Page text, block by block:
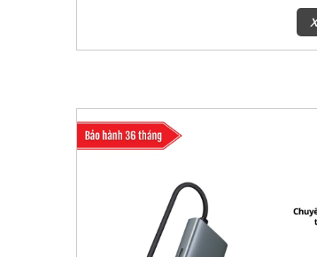
- Cổng HDMI với độ phân giải 4K: Kết nối với
thông qua cổng HDMI 4K@60Hz để trải
hình ảnh với độ phân giải cực cao.
liền mạch với khả năng đọc/ghi đồng thời
microSD và SD.
- Sạc nhanh lên đến 100W: Cắm cáp sạc vào
- Truyền dữ liệu siêu tốc 5 Gbps: UH7020C bổ
USB 3.0 cho thiết bị của bạn, cho phép sử
nhiều thiết bị USB.
- Dễ dàng sử dụng chỉ với "Cắm và Chạy": Chỉ